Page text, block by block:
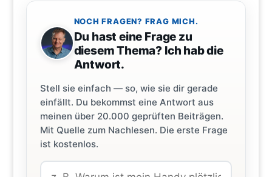
NOCH FRAGEN? FRAG MICH.
Du hast eine Frage zu
diesem Thema? Ich hab die
Antwort.
Stell sie einfach — so, wie sie dir gerade
einfällt. Du bekommst eine Antwort aus
meinen über 20.000 geprüften Beiträgen.
Mit Quelle zum Nachlesen. Die erste Frage
ist kostenlos.